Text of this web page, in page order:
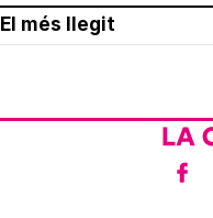
El més llegit